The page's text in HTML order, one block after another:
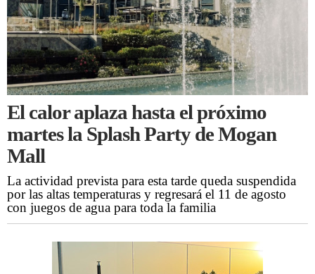
El calor aplaza hasta el próximo
martes la Splash Party de Mogan
Mall
La actividad prevista para esta tarde queda suspendida
por las altas temperaturas y regresará el 11 de agosto
con juegos de agua para toda la familia